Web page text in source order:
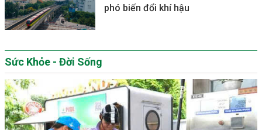
phó biến đổi khí hậu
Sức Khỏe - Đời Sống